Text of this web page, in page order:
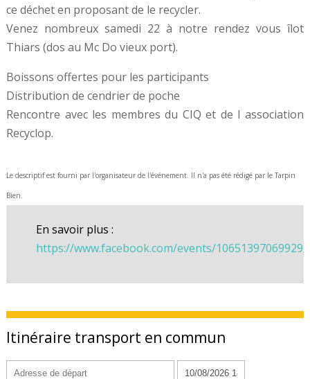
ce déchet en proposant de le recycler.
Venez nombreux samedi 22 à notre rendez vous îlot
Thiars (dos au Mc Do vieux port).
Boissons offertes pour les participants
Distribution de cendrier de poche
Rencontre avec les membres du CIQ et de l association
Recyclop.
Le descriptif est fourni par l'organisateur de l'événement. Il n'a pas été rédigé par le Tarpin
Bien.
En savoir plus :
https://www.facebook.com/events/
Itinéraire transport en commun